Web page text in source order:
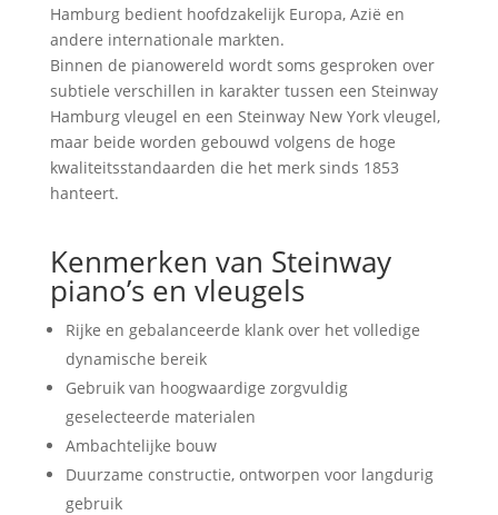
Hamburg bedient hoofdzakelijk Europa, Azië en
andere internationale markten.
Binnen de pianowereld wordt soms gesproken over
subtiele verschillen in karakter tussen een Steinway
Hamburg vleugel en een Steinway New York vleugel,
maar beide worden gebouwd volgens de hoge
kwaliteitsstandaarden die het merk sinds 1853
hanteert.
Kenmerken van Steinway
piano’s en vleugels
Rijke en gebalanceerde klank over het volledige
dynamische bereik
Gebruik van hoogwaardige zorgvuldig
geselecteerde materialen
Ambachtelijke bouw
Duurzame constructie, ontworpen voor langdurig
gebruik